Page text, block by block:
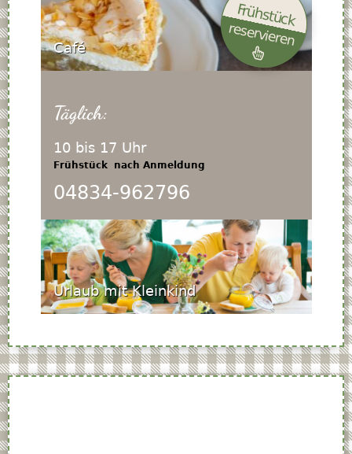
Frühstück
reservieren
Café
Täglich:
10 bis 17 Uhr
Frühstück nach Anmeldung
04834-962796
Urlaub mit Kleinkind